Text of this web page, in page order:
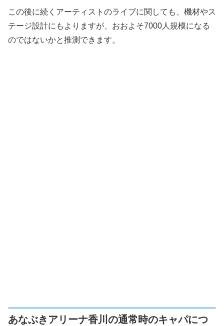
この後に続くアーティストのライブに関しても、機材やス
テージ設計にもよりますが、おおよそ7000人規模になる
のではないかと推測できます。
あなぶきアリーナ香川の通常時のキャパにつ